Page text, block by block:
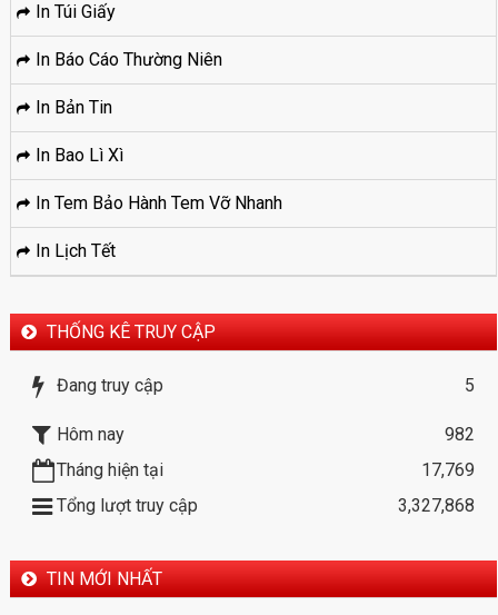
In Túi Giấy
In Báo Cáo Thường Niên
In Bản Tin
In Bao Lì Xì
In Tem Bảo Hành Tem Vỡ Nhanh
In Lịch Tết
THỐNG KÊ TRUY CẬP
Đang truy cập 5
Hôm nay
982
Tháng hiện tại
17,769
Tổng lượt truy cập
3,327,868
TIN MỚI NHẤT